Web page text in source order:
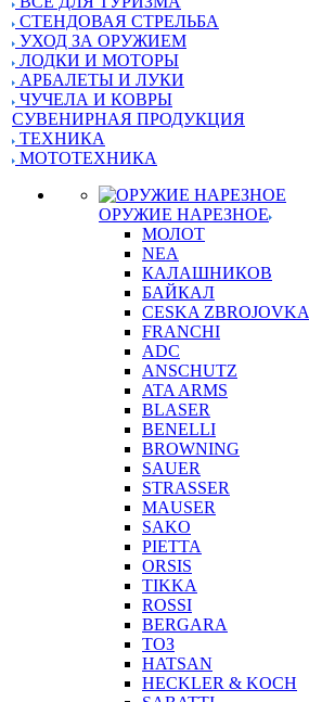
СТЕНДОВАЯ СТРЕЛЬБА
УХОД ЗА ОРУЖИЕМ
ЛОДКИ И МОТОРЫ
АРБАЛЕТЫ И ЛУКИ
ЧУЧЕЛА И КОВРЫ
СУВЕНИРНАЯ ПРОДУКЦИЯ
ТЕХНИКА
МОТОТЕХНИКА
ОРУЖИЕ НАРЕЗНОЕ
МОЛОТ
NEA
КАЛАШНИКОВ
БАЙКАЛ
CESKA ZBROJOVKA
FRANCHI
ADC
ANSCHUTZ
ATA ARMS
BLASER
BENELLI
BROWNING
SAUER
STRASSER
MAUSER
SAKO
PIETTA
ORSIS
TIKKA
ROSSI
BERGARA
ТОЗ
HATSAN
HECKLER & KOCH